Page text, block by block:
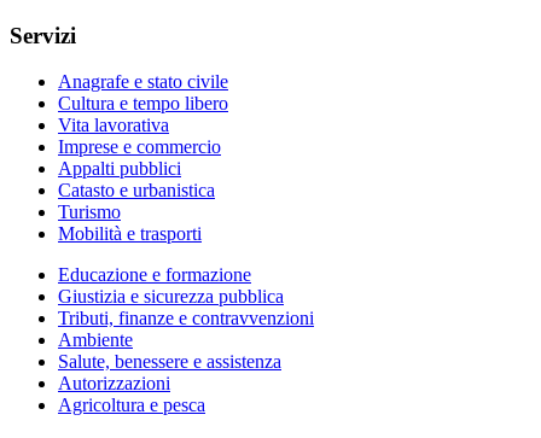
Servizi
Anagrafe e stato civile
Cultura e tempo libero
Vita lavorativa
Imprese e commercio
Appalti pubblici
Catasto e urbanistica
Turismo
Mobilità e trasporti
Educazione e formazione
Giustizia e sicurezza pubblica
Tributi, finanze e contravvenzioni
Ambiente
Salute, benessere e assistenza
Autorizzazioni
Agricoltura e pesca